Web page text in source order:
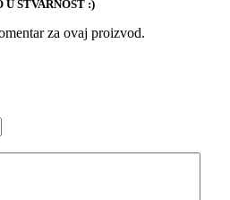
U STVARNOST :)
za ovaj proizvod.